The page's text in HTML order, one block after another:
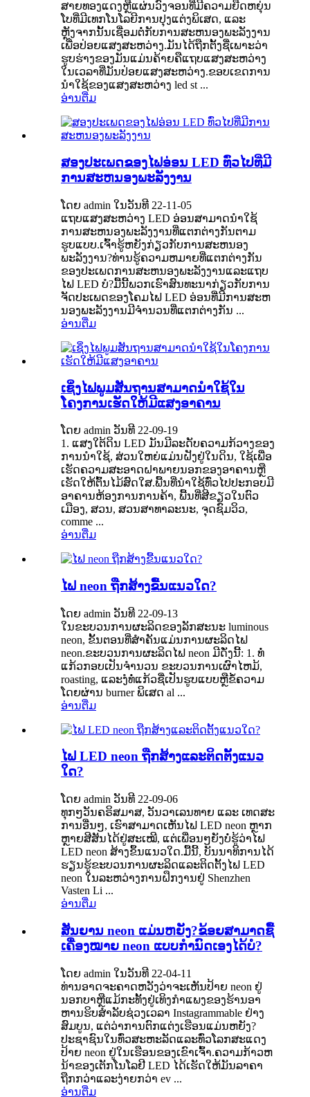
ສາຍທອງແດງຫຼືແຜ່ນວົງຈອນທີ່ມີຄວາມຍືດຫຍຸ່ນ
ໂບທີ່ມີເທກໂນໂລຍີການປຸງແຕ່ງພິເສດ, ແລະ
ຫຼັງຈາກນັ້ນເຊື່ອມຕໍ່ກັບການສະຫນອງພະລັງງານ
ເພື່ອປ່ອຍແສງສະຫວ່າງ.ມັນໄດ້ຖືກຕັ້ງຊື່ເພາະວ່າ
ຮູບຮ່າງຂອງມັນແມ່ນຄ້າຍຄືແຖບແສງສະຫວ່າງ
ໃນເວລາທີ່ມັນປ່ອຍແສງສະຫວ່າງ.ຂອບ​ເຂດ​ການ​
ນໍາ​ໃຊ້​ຂອງ​ແສງ​ສະ​ຫວ່າງ led st ...
ອ່ານ​ຕື່ມ
ສອງປະເພດຂອງໄຟອ່ອນ LED ທົ່ວໄປທີ່ມີ
ການສະຫນອງພະລັງງານ
ໂດຍ admin ໃນວັນທີ 22-11-05
ແຖບແສງສະຫວ່າງ LED ອ່ອນສາມາດນໍາໃຊ້
ການສະຫນອງພະລັງງານທີ່ແຕກຕ່າງກັນຕາມ
ຮູບແບບ.ເຈົ້າຮູ້ຫຍັງກ່ຽວກັບການສະຫນອງ
ພະລັງງານ?ທ່ານຮູ້ຄວາມຫມາຍທີ່ແຕກຕ່າງກັນ
ຂອງປະເພດການສະຫນອງພະລັງງານແລະແຖບ
ໄຟ LED ບໍ?ມື້​ນີ້​ພວກ​ເຮົາ​ສົນ​ທະ​ນາ​ກ່ຽວ​ກັບ​ການ​
ຈັດ​ປະ​ເພດ​ຂອງ​ໂຄມ​ໄຟ LED ອ່ອນ​ທີ່​ມີ​ການ​ສະ​ຫ
ນອງ​ພະ​ລັງ​ງານ​ມີ​ຈໍາ​ນວນ​ທີ່​ແຕກ​ຕ່າງ​ກັນ ...
ອ່ານ​ຕື່ມ
ເຊິ່ງໄຟພູມສັນຖານສາມາດນໍາໃຊ້ໃນ
ໂຄງການເຮັດໃຫ້ມີແສງອາຄານ
ໂດຍ admin ວັນທີ 22-09-19
1. ແສງໃຕ້ດິນ LED ມັນມີລະດັບຄວາມກ້ວາງຂອງ
ການນໍາໃຊ້, ສ່ວນໃຫຍ່ແມ່ນຝັງຢູ່ໃນດິນ, ໃຊ້ເພື່ອ
ເຮັດຄວາມສະອາດຝາພາຍນອກຂອງອາຄານຫຼື
ເຮັດໃຫ້ຕົ້ນໄມ້ສົດໃສ.ພື້ນທີ່ນໍາໃຊ້ທົ່ວໄປປະກອບມີ
ອາຄານຫ້ອງການການຄ້າ, ພື້ນທີ່ສີຂຽວໃນຕົວ
ເມືອງ, ສວນ, ສວນສາທາລະນະ, ຈຸດຊົມວິວ,
comme ...
ອ່ານ​ຕື່ມ
ໄຟ neon ຖືກສ້າງຂື້ນແນວໃດ?
ໂດຍ admin ວັນທີ 22-09-13
ໃນຂະບວນການຜະລິດຂອງລັກສະນະ luminous
neon, ຂັ້ນຕອນທີ່ສໍາຄັນແມ່ນການຜະລິດໄຟ
neon.ຂະບວນການຜະລິດໄຟ neon ມີດັ່ງນີ້: 1. ທໍ່
ແກ້ວກອບເປັນຈໍານວນ ຂະບວນການເຜົາໄຫມ້,
roasting, ແລະງໍທໍ່ແກ້ວຊື່ເປັນຮູບແບບຫຼືຂໍ້ຄວາມ
ໂດຍຜ່ານ burner ພິເສດ al ...
ອ່ານ​ຕື່ມ
ໄຟ LED neon ຖືກສ້າງແລະຕິດຕັ້ງແນວ
ໃດ?
ໂດຍ admin ວັນທີ 22-09-06
ທຸກໆວັນຄຣິສມາສ, ວັນວາເລນທາຍ ແລະ ເທດສະ
ການອື່ນໆ, ເຮົາສາມາດເຫັນໄຟ LED neon ຫຼາກ
ຫຼາຍສີສັນໄດ້ຢູ່ສະເໝີ, ແຕ່ເພື່ອນໆຍັງບໍ່ຮູ້ວ່າໄຟ
LED neon ສ້າງຂຶ້ນແນວໃດ.ມື້ນີ້, ບັນນາທິການໄດ້
ຮຽນຮູ້ຂະບວນການຜະລິດແລະຕິດຕັ້ງໄຟ LED
neon ໃນລະຫວ່າງການຝຶກງານຢູ່ Shenzhen
Vasten Li ...
ອ່ານ​ຕື່ມ
ສັນຍານ neon ແມ່ນຫຍັງ?ຂ້ອຍສາມາດຊື້
ເຄື່ອງໝາຍ neon ແບບກຳນົດເອງໄດ້ບໍ?
ໂດຍ admin ໃນວັນທີ 22-04-11
ທ່ານອາດຈະຄາດຫວັງວ່າຈະເຫັນປ້າຍ neon ຢູ່
ນອກບາຫຼືແມ້ກະທັ້ງຢູ່ເທິງກໍາແພງຂອງຮ້ານອາ
ຫານຮິບສໍາລັບຊ່ວງເວລາ Instagrammable ຢ່າງ
ສົມບູນ, ແຕ່ວ່າການຕົກແຕ່ງເຮືອນແມ່ນຫຍັງ?
ປະຊາຊົນໃນທົ່ວສະຫະລັດແລະທົ່ວໂລກສະແດງ
ປ້າຍ neon ຢູ່ໃນເຮືອນຂອງເຂົາເຈົ້າ.ຄວາມກ້າວຫ
ນ້າຂອງເຕັກໂນໂລຢີ LED ໄດ້ເຮັດໃຫ້ມັນລາຄາ
ຖືກກວ່າແລະງ່າຍກວ່າ ev ...
ອ່ານ​ຕື່ມ